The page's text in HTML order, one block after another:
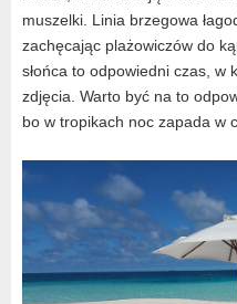
muszelki. Linia brzegowa
zachęcając plażowiczów do
słońca to odpowiedni czas,
zdjęcia. Warto być na to
bo w tropikach noc zapada w